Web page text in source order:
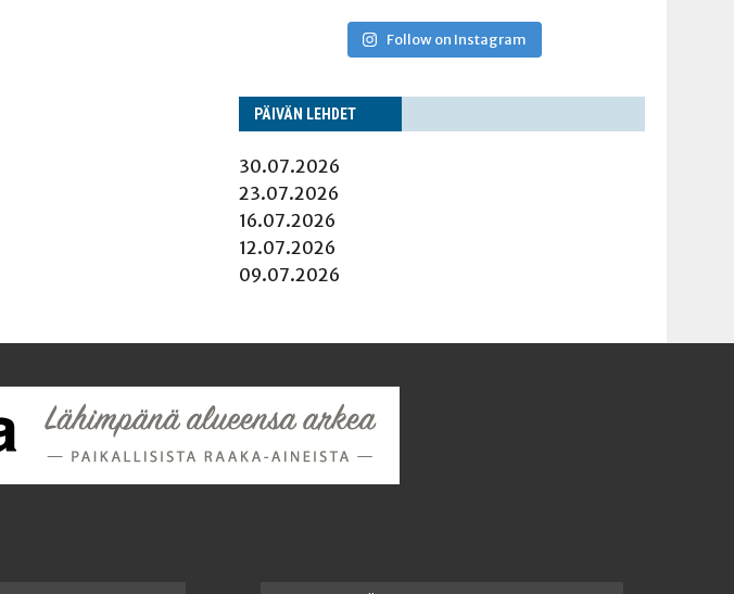
Follow on Instagram
PÄI­VÄN LEHDET
30.07.2026
23.07.2026
16.07.2026
12.07.2026
09.07.2026